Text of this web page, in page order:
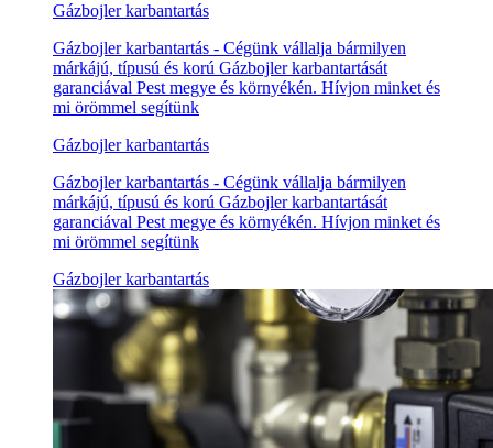
Gázbojler karbantartás
Gázbojler karbantartás - Cégünk vállalja bármilyen
márkájú, típusú és korú Gázbojler karbantartását
garanciával Pest megye és környékén. Hívjon minket és
mi örömmel segítünk
Gázbojler karbantartás
Gázbojler karbantartás - Cégünk vállalja bármilyen
márkájú, típusú és korú Gázbojler karbantartását
garanciával Pest megye és környékén. Hívjon minket és
mi örömmel segítünk
Gázbojler karbantartás